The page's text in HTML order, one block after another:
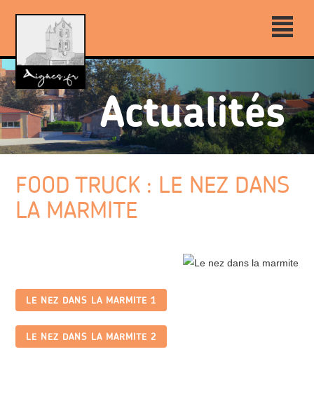
²
FOOD TRUCK : LE NEZ DANS
LA MARMITE
LE NEZ DANS LA MARMITE 1
LE NEZ DANS LA MARMITE 2